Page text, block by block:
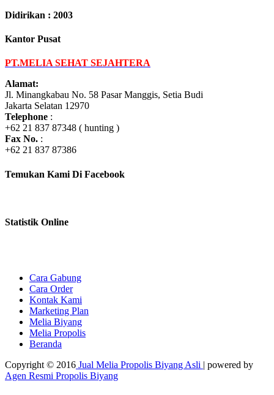
Didirikan : 2003
Kantor Pusat
PT.MELIA SEHAT SEJAHTERA
Alamat:
Jl. Minangkabau No. 58 Pasar Manggis, Setia Budi
Jakarta Selatan 12970
Telephone :
+62 21 837 87348 ( hunting )
Fax No. :
+62 21 837 87386
Temukan Kami Di Facebook
Statistik Online
Cara Gabung
Cara Order
Kontak Kami
Marketing Plan
Melia Biyang
Melia Propolis
Beranda
Copyright © 2016 Jual Melia Propolis Biyang Asli | powered by
Agen Resmi Propolis Biyang